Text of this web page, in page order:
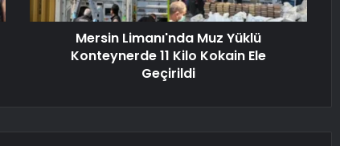
Mersin Limanı'nda Muz Yüklü
Konteynerde 11 Kilo Kokain Ele
Geçirildi